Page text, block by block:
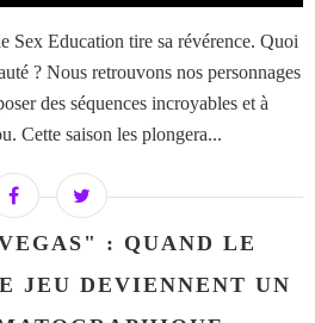
Sex Education tire sa révérence. Quoi
? Nous retrouvons nos personnages
des séquences incroyables et à
Cette saison les plongera...
: QUAND LE
JEU DEVIENNENT UN